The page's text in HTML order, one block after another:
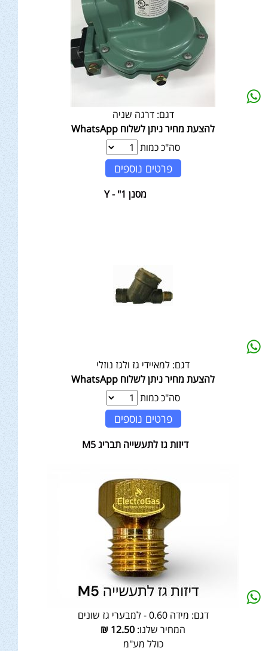
דגם: דרגה שניה
להצעת מחיר ניתן לשלוח WhatsApp
סה"כ כמות
פרטים נוספים
מסנן 1" - Y
דגם: למאיידי גז ולגז נוזלי
להצעת מחיר ניתן לשלוח WhatsApp
סה"כ כמות
פרטים נוספים
דיזות גז לתעשייה תבריג M5
דגם: מידה 0.60 - למבערי גז שונים
המחיר שלנו: 12.50
₪
כולל מע"מ